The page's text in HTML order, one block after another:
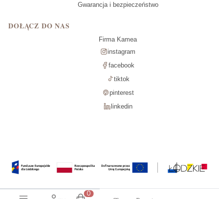
Gwarancja i bezpieczeństwo
DOŁĄCZ DO NAS
Firma Kamea
instagram
facebook
tiktok
pinterest
linkedin